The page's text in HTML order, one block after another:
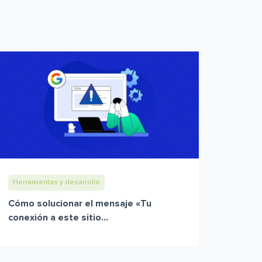
Herramientas y desarrollo
Cómo solucionar el mensaje «Tu
conexión a este sitio...